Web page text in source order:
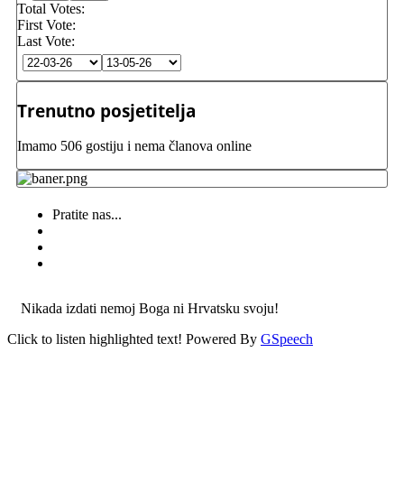
Total Votes:
First Vote:
Last Vote:
Trenutno posjetitelja
Imamo 506 gostiju i nema članova online
Pratite nas...
Nikada izdati nemoj Boga ni Hrvatsku svoju!
Click to listen highlighted text! Powered By GSpeech